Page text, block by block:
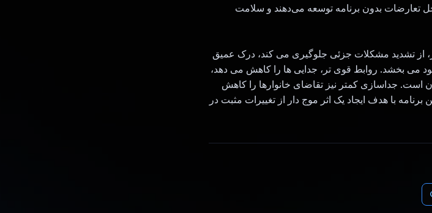
تعارضات بدون برنامه توسعه می‌دهند و سلامت
از تشدید مشکلات جزئی جلوگیری می کند، درک عمیق
می بخشد. روابط قوی تر، جدایی ها را کاهش می دهد،
جداسازی کمتر نیز تقاضای خانوارها را کاهش
با هدف ایجاد یک اثر موج دار از تغییرات مثبت در